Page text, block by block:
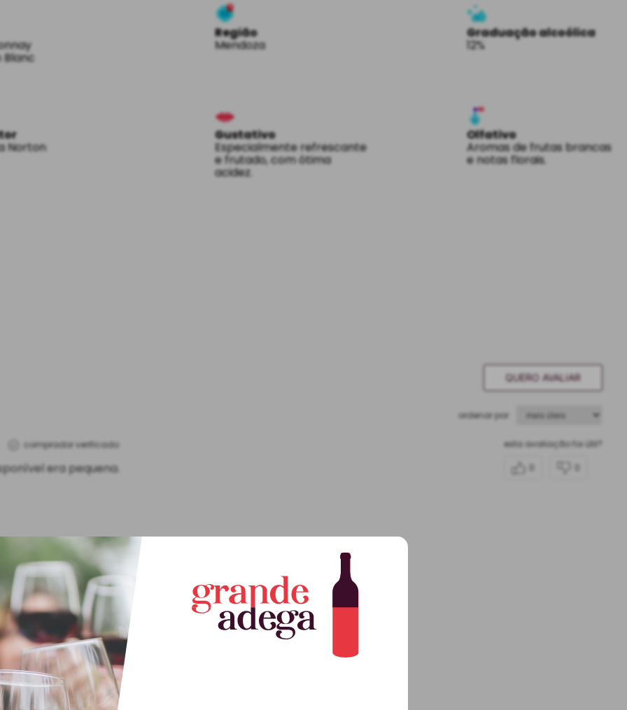
Blanc
Região
Mendoza
Graduação alcoólica
12%
Norton
Gustativo
Especialmente refrescante
e frutado, com ótima
acidez.
Olfativo
Aromas de frutas brancas
e notas florais.
QUERO AVALIAR
ordenar por
comprador verificado
era pequena.
esta avaliação foi útil?
Este produto ainda não tem perguntas
SEJA O PRIMEIRO A PERGUNTAR